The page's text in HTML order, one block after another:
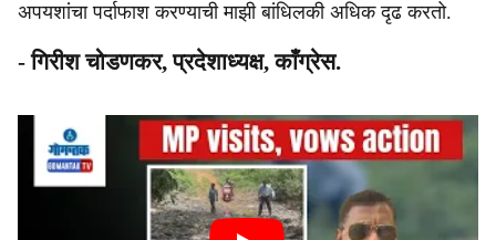
अपयशांचा पर्दाफाश करण्याची माझी बांधिलकी अधिक दृढ करतो.
- गिरीश चोडणकर, प्रदेशाध्यक्ष, काँग्रेस.